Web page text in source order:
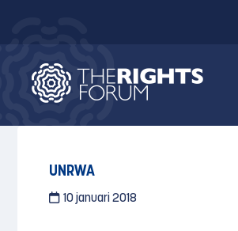
UNRWA
10 januari 2018